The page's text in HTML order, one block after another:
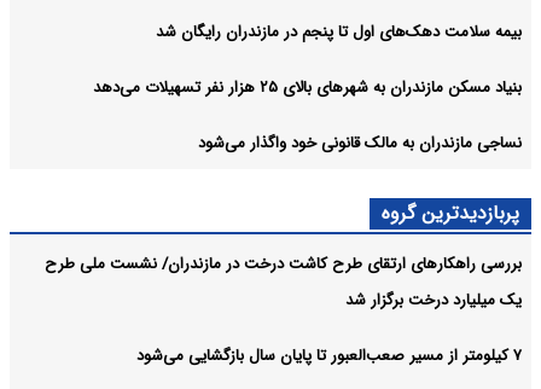
بیمه سلامت دهک‌های اول تا پنجم در مازندران رایگان شد
بنیاد مسکن مازندران به شهرهای بالای ۲۵ هزار نفر تسهیلات می‌دهد
نساجی مازندران به مالک قانونی خود واگذار می‌شود
پربازدیدترین گروه
بررسی راهکارهای ارتقای طرح کاشت درخت در مازندران/ نشست ملی طرح
یک میلیارد درخت برگزار شد
۷ کیلومتر از مسیر صعب‌العبور تا پایان سال بازگشایی می‌شود